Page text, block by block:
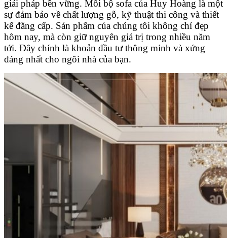
giải pháp bền vững. Mỗi bộ sofa của Huy Hoàng là một
sự đảm bảo về chất lượng gỗ, kỹ thuật thi công và thiết
kế đẳng cấp. Sản phẩm của chúng tôi không chỉ đẹp
hôm nay, mà còn giữ nguyên giá trị trong nhiều năm
tới. Đây chính là khoản đầu tư thông minh và xứng
đáng nhất cho ngôi nhà của bạn.